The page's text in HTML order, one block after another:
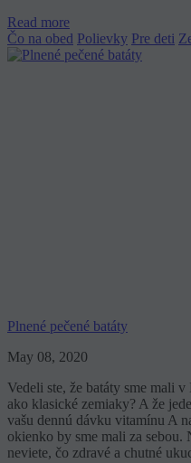
Read more
Čo na obed Polievky Pre deti
Plnené pečené batáty
May 08, 2020
Vedeli ste, že batáty sme mali
ako klasické zemiaky? A že
vašu dennú dávku vitamínu A
okienko by sme mali za sebou.
neviete, čo zdravé a chutné